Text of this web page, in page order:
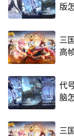
版
三
高
代
脑
三